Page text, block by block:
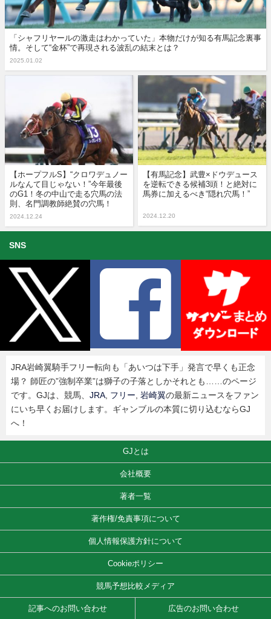
「シャフリヤールの激走はわかっていた」本物だけが知る有馬記念裏事
情。そして“金杯”で再現される波乱の結末とは？
2025.01.02
【ホープフルS】“クロワデュノー
ルなんて目じゃない！”今年最後
のG1！冬の中山で走る穴馬の法
則、名門調教師絶賛の穴馬！
2024.12.24
【有馬記念】武豊×ドウデュース
を逆転できる候補3頭！と絶対に
馬券に加えるべき“隠れ穴馬！”
2024.12.20
SNS
JRA岩崎翼騎手フリー転向も「あいつは下手」発言で早くも正念
場？ 師匠の”強制卒業”は獅子の子落としかそれとも……のページ
です。GJは、競馬、 JRA フリー 岩崎翼の最新ニュースをファン
にいち早くお届けします。ギャンブルの本質に切り込むならGJ
へ！
GJとは
会社概要
著者一覧
著作権/免責事項について
個人情報保護方針について
Cookieポリシー
競馬予想比較メディア
記事へのお問い合わせ 広告のお問い合わせ